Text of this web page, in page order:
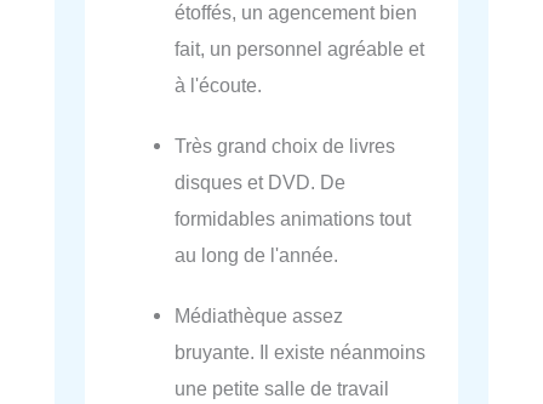
étoffés, un agencement bien
fait, un personnel agréable et
à l'écoute.
Très grand choix de livres
disques et DVD. De
formidables animations tout
au long de l'année.
Médiathèque assez
bruyante. Il existe néanmoins
une petite salle de travail